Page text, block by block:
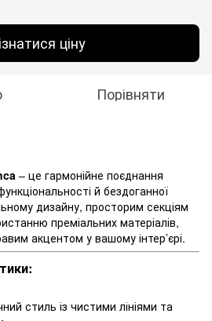
ціну
Порівняти
– це гармонійне поєднання
й бездоганної
дизайну, просторим секціям
преміальних матеріалів,
акцентом у вашому інтер’єрі.
стиль із чистими лініями та